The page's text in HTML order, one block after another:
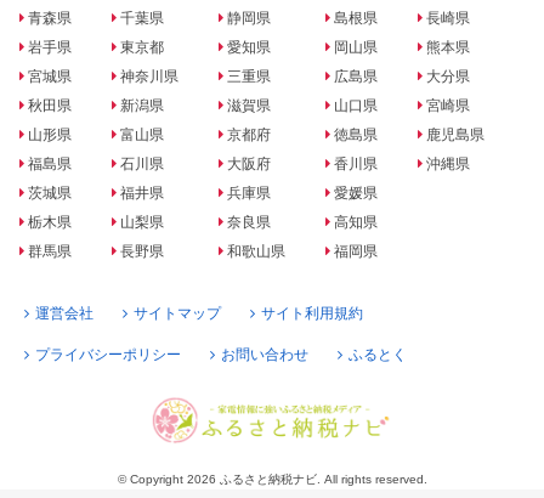
青森県
岩手県
宮城県
秋田県
山形県
福島県
茨城県
栃木県
群馬県
千葉県
東京都
神奈川県
新潟県
富山県
石川県
福井県
山梨県
長野県
静岡県
愛知県
三重県
滋賀県
京都府
大阪府
兵庫県
奈良県
和歌山県
島根県
岡山県
広島県
山口県
徳島県
香川県
愛媛県
高知県
福岡県
長崎県
熊本県
大分県
宮崎県
鹿児島県
沖縄県
運営会社 サイトマップ サイト利用規約
プライバシーポリシー お問い合わせ ふるとく
© Copyright 2026 ふるさと納税ナビ. All rights reserved.